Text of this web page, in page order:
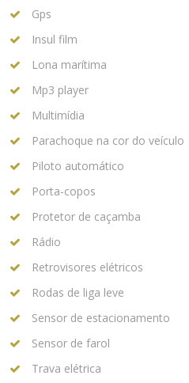
Gps
Insul film
Lona marítima
Mp3 player
Multimídia
Parachoque na cor do veículo
Piloto automático
Porta-copos
Protetor de caçamba
Rádio
Retrovisores elétricos
Rodas de liga leve
Sensor de estacionamento
Sensor de farol
Trava elétrica